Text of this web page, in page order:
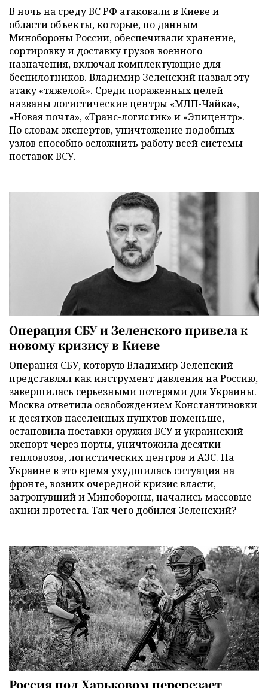
В ночь на среду ВС РФ атаковали в Киеве и
области объекты, которые, по данным
Минобороны России, обеспечивали хранение,
сортировку и доставку грузов военного
назначения, включая комплектующие для
беспилотников. Владимир Зеленский назвал эту
атаку «тяжелой». Среди пораженных целей
названы логистические центры «МЛП-Чайка»,
«Новая почта», «Транс-логистик» и «Эпицентр».
По словам экспертов, уничтожение подобных
узлов способно осложнить работу всей системы
поставок ВСУ.
Операция СБУ и Зеленского привела к
новому кризису в Киеве
Операция СБУ, которую Владимир Зеленский
представлял как инструмент давления на Россию,
завершилась серьезными потерями для Украины.
Москва ответила освобождением Константиновки
и десятков населенных пунктов поменьше,
остановила поставки оружия ВСУ и украинский
экспорт через порты, уничтожила десятки
тепловозов, логистических центров и АЗС. На
Украине в это время ухудшилась ситуация на
фронте, возник очередной кризис власти,
затронувший и Минобороны, начались массовые
акции протеста. Так чего добился Зеленский?
Россия под Харьковом перерезает